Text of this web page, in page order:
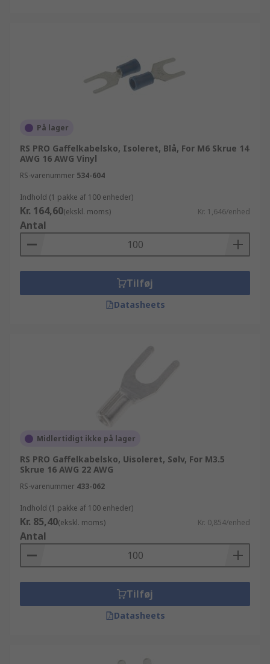
På lager
RS PRO Gaffelkabelsko, Isoleret, Blå, For M6 Skrue 14
AWG 16 AWG Vinyl
RS-varenummer 534-604
Indhold (1 pakke af 100 enheder)
Kr. 164,60(ekskl. moms) Kr. 1,646/enhed
Antal
Tilføj
Datasheets
Midlertidigt ikke på lager
RS PRO Gaffelkabelsko, Uisoleret, Sølv, For M3.5
Skrue 16 AWG 22 AWG
RS-varenummer 433-062
Indhold (1 pakke af 100 enheder)
Kr. 85,40(ekskl. moms) Kr. 0,854/enhed
Antal
Tilføj
Datasheets